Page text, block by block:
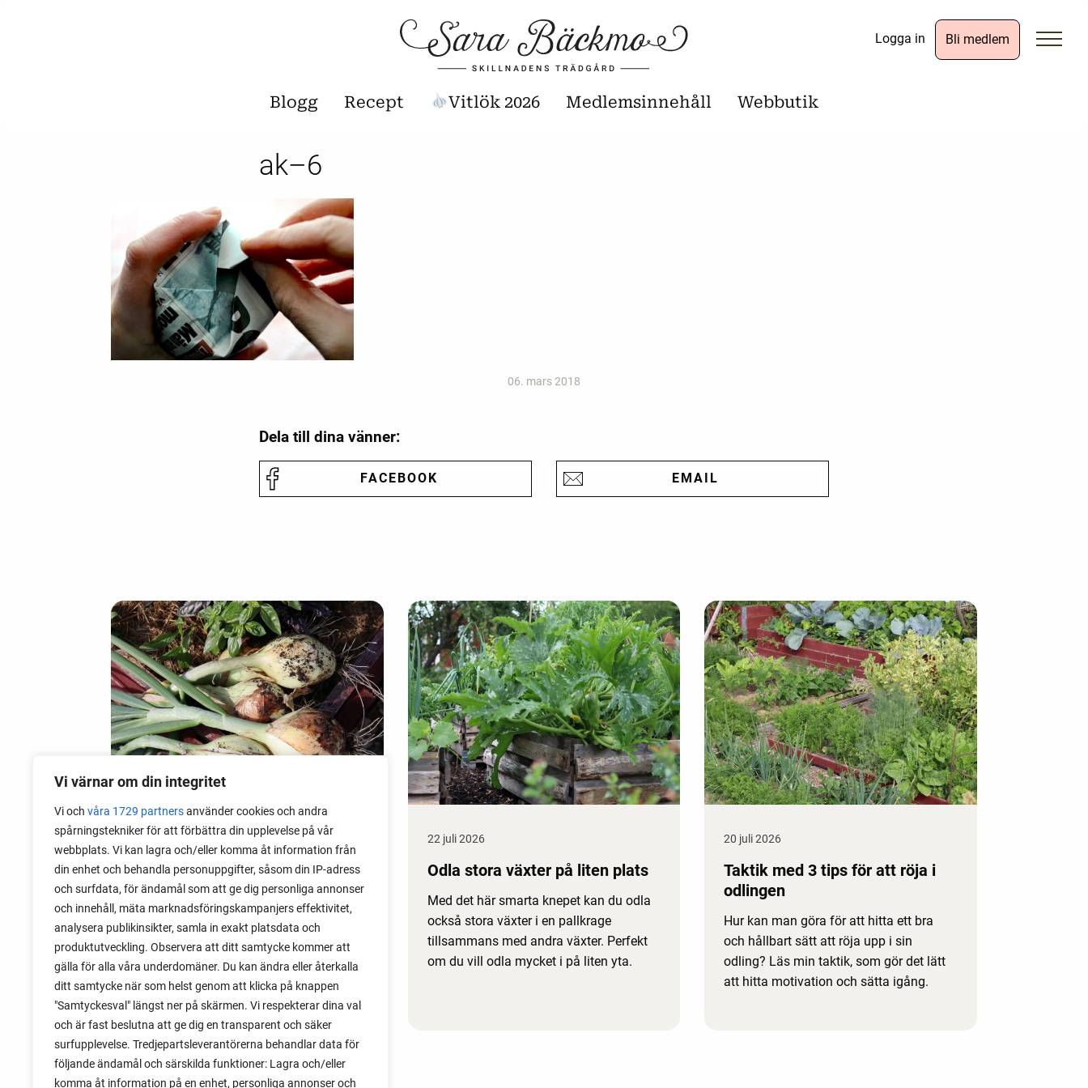
Vi värnar om din integritet
Vi och våra 1729 partnersanvänder cookies och andra
spårningstekniker för att förbättra din upplevelse på vår
webbplats. Vi kan lagra och/eller komma åt information från
din enhet och behandla personuppgifter, såsom din IP-adress
och surfdata, för ändamål som att ge dig personliga annonser
och innehåll, mäta marknadsföringskampanjers effektivitet,
analysera publikinsikter, samla in exakt platsdata och
produktutveckling. Observera att ditt samtycke kommer att
gälla för alla våra underdomäner. Du kan ändra eller återkalla
ditt samtycke när som helst genom att klicka på knappen
"Samtyckesval" längst ner på skärmen. Vi respekterar dina val
och är fast beslutna att ge dig en transparent och säker
surfupplevelse. Tredjepartsleverantörerna behandlar data för
följande ändamål och särskilda funktioner: Lagra och/eller
komma åt information på en enhet, personliga annonser och
Logga in Bli medlem
Blogg Recept Vitlök 2026 Medlemsinnehåll Webbutik
ak–6
06. mars 2018
Dela till dina vänner:
FACEBOOK EMAIL
28 juli 2026
Odla lök från frö - Stor skörd
Det är lätt att lyckas med lök från frö.
Följ min sådd under säsongen och få
tips om hur du sår, skolar om, planterar
och skördar egen lök.
22 juli 2026
Odla stora växter på liten plats
Med det här smarta knepet kan du odla
också stora växter i en pallkrage
tillsammans med andra växter. Perfekt
om du vill odla mycket i på liten yta.
20 juli 2026
Taktik med 3 tips för att röja i
odlingen
Hur kan man göra för att hitta ett bra
och hållbart sätt att röja upp i sin
odling? Läs min taktik, som gör det lätt
att hitta motivation och sätta igång.